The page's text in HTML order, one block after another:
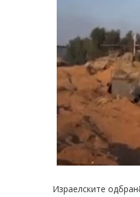
Израелските